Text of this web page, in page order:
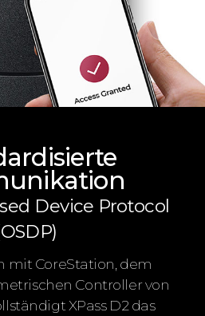
Device Protocol
mit CoreStation, dem
Controller von
XPass D2 das